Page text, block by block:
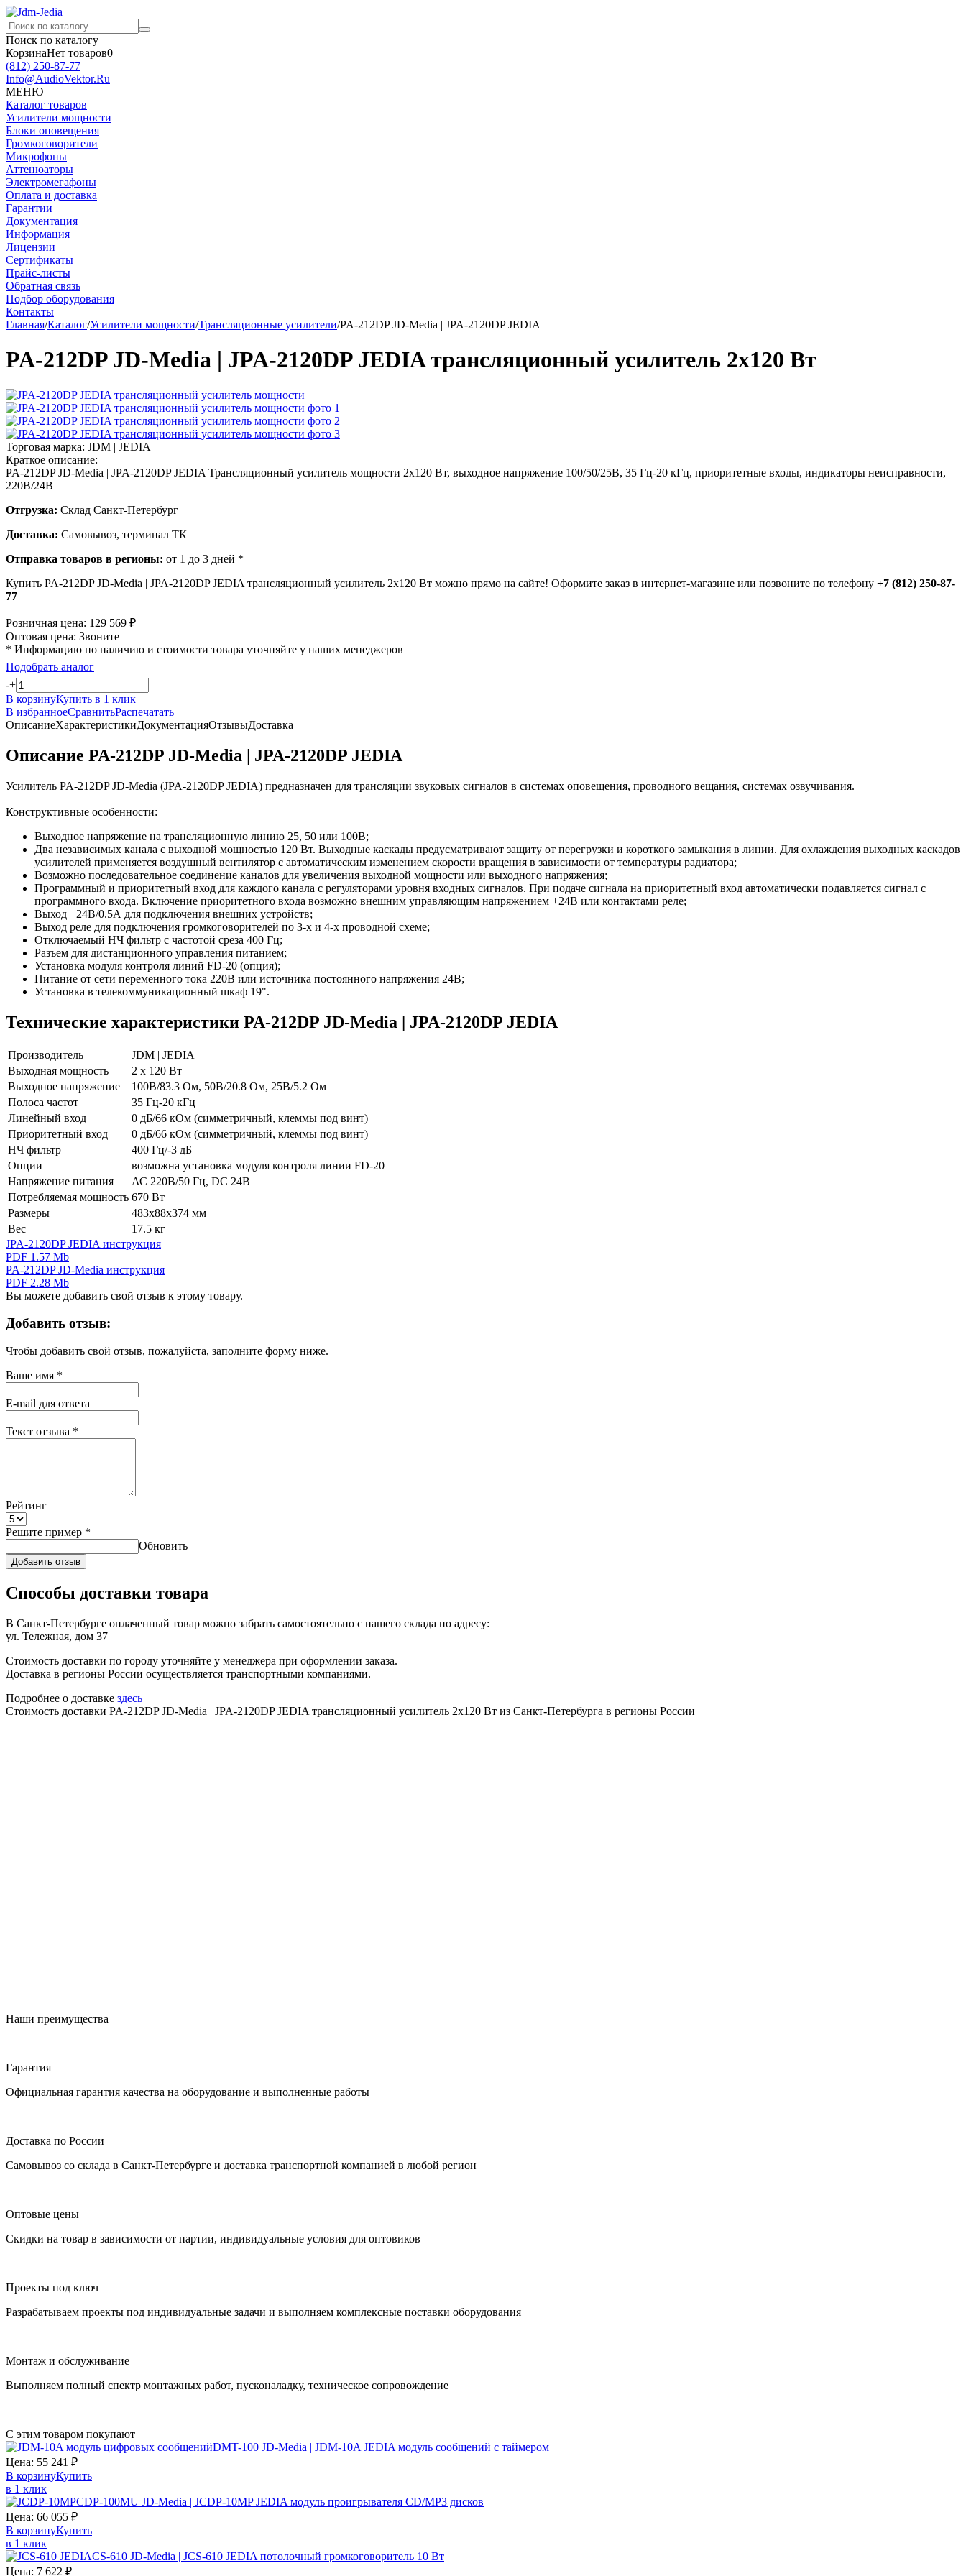
Поиск по каталогу
КорзинаНет товаров0
(812) 250-87-77
Info@AudioVektor.Ru
МЕНЮ
Каталог товаров
Усилители мощности
Блоки оповещения
Громкоговорители
Микрофоны
Аттенюаторы
Электромегафоны
Оплата и доставка
Гарантии
Документация
Информация
Лицензии
Сертификаты
Прайс-листы
Обратная связь
Подбор оборудования
Контакты
Главная/Каталог/Усилители мощности/Трансляционные усилители/PA-212DP JD-Media | JPA-2120DP JEDIA
PA-212DP JD-Media | JPA-2120DP JEDIA трансляционный усилитель 2х120 Вт
Торговая марка: JDM | JEDIA
Краткое описание:
PA-212DP JD-Media | JPA-2120DP JEDIA Трансляционный усилитель мощности 2х120 Вт, выходное напряжение 100/50/25В, 35 Гц-20 кГц, приоритетные входы, индикаторы неисправности,
220В/24В
Отгрузка: Склад Санкт-Петербург
Доставка: Самовывоз, терминал ТК
Отправка товаров в регионы: от 1 до 3 дней *
Купить PA-212DP JD-Media | JPA-2120DP JEDIA трансляционный усилитель 2х120 Вт можно прямо на сайте! Оформите заказ в интернет-магазине или позвоните по телефону +7 (812) 250-87-
77
Розничная цена: 129 569 ₽
Оптовая цена: Звоните
* Информацию по наличию и стоимости товара уточняйте у наших менеджеров
Подобрать аналог
-+
В корзинуКупить в 1 клик
В избранноеСравнитьРаспечатать
ОписаниеХарактеристикиДокументацияОтзывыДоставка
Описание PA-212DP JD-Media | JPA-2120DP JEDIA
Усилитель PA-212DP JD-Media (JPA-2120DP JEDIA) предназначен для трансляции звуковых сигналов в системах оповещения, проводного вещания, системах озвучивания.
Конструктивные особенности:
Выходное напряжение на трансляционную линию 25, 50 или 100В;
Два независимых канала с выходной мощностью 120 Вт. Выходные каскады предусматривают защиту от перегрузки и короткого замыкания в линии. Для охлаждения выходных каскадов
усилителей применяется воздушный вентилятор с автоматическим изменением скорости вращения в зависимости от температуры радиатора;
Возможно последовательное соединение каналов для увеличения выходной мощности или выходного напряжения;
Программный и приоритетный вход для каждого канала с регуляторами уровня входных сигналов. При подаче сигнала на приоритетный вход автоматически подавляется сигнал с
программного входа. Включение приоритетного входа возможно внешним управляющим напряжением +24В или контактами реле;
Выход +24В/0.5А для подключения внешних устройств;
Выход реле для подключения громкоговорителей по 3-х и 4-х проводной схеме;
Отключаемый НЧ фильтр с частотой среза 400 Гц;
Разъем для дистанционного управления питанием;
Установка модуля контроля линий FD-20 (опция);
Питание от сети переменного тока 220В или источника постоянного напряжения 24В;
Установка в телекоммуникационный шкаф 19".
Технические характеристики PA-212DP JD-Media | JPA-2120DP JEDIA
Производитель
JDM | JEDIA
Выходная мощность
2 х 120 Вт
Выходное напряжение
100В/83.3 Ом, 50В/20.8 Ом, 25В/5.2 Ом
Полоса частот
35 Гц-20 кГц
Линейный вход
0 дБ/66 кОм (симметричный, клеммы под винт)
Приоритетный вход
0 дБ/66 кОм (симметричный, клеммы под винт)
НЧ фильтр
400 Гц/-3 дБ
Опции
возможна установка модуля контроля линии FD-20
Напряжение питания
АС 220В/50 Гц, DC 24В
Потребляемая мощность 670 Вт
Размеры
483х88х374 мм
Вес
17.5 кг
JPA-2120DP JEDIA инструкция
PDF 1.57 Mb
PA-212DP JD-Media инструкция
PDF 2.28 Mb
Вы можете добавить свой отзыв к этому товару.
Добавить отзыв:
Чтобы добавить свой отзыв, пожалуйста, заполните форму ниже.
Ваше имя *
E-mail для ответа
Текст отзыва *
Рейтинг
Решите пример *
Обновить
Добавить отзыв
Способы доставки товара
В Санкт-Петербурге оплаченный товар можно забрать самостоятельно с нашего склада по адресу:
ул. Тележная, дом 37
Стоимость доставки по городу уточняйте у менеджера при оформлении заказа.
Доставка в регионы России осуществляется транспортными компаниями.
Подробнее о доставке здесь
Стоимость доставки PA-212DP JD-Media | JPA-2120DP JEDIA трансляционный усилитель 2х120 Вт из Санкт-Петербурга в регионы России
Наши преимущества
Гарантия
Официальная гарантия качества на оборудование и выполненные работы
Доставка по России
Самовывоз со склада в Санкт-Петербурге и доставка транспортной компанией в любой регион
Оптовые цены
Скидки на товар в зависимости от партии, индивидуальные условия для оптовиков
Проекты под ключ
Разрабатываем проекты под индивидуальные задачи и выполняем комплексные поставки оборудования
Монтаж и обслуживание
Выполняем полный спектр монтажных работ, пусконаладку, техническое сопровождение
С этим товаром покупают
DMT-100 JD-Media | JDM-10A JEDIA модуль сообщений с таймером
Цена: 55 241 ₽
В корзинуКупить
в 1 клик
CDP-100MU JD-Media | JCDP-10MP JEDIA модуль проигрывателя CD/MP3 дисков
Цена: 66 055 ₽
В корзинуКупить
в 1 клик
CS-610 JD-Media | JCS-610 JEDIA потолочный громкоговоритель 10 Вт
Цена: 7 622 ₽